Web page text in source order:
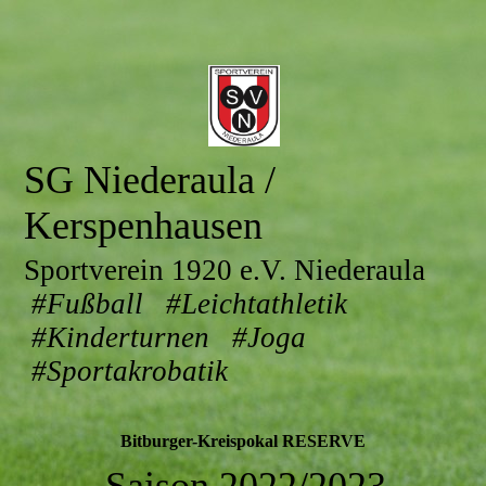
SG Niederaula /
Kerspenhausen
Sportverein 1920 e.V. Niederaula
#Fußball #Leichtathletik
#Kinderturnen #Joga
#Sportakrobatik
Bitburger-Kreispokal RESERVE